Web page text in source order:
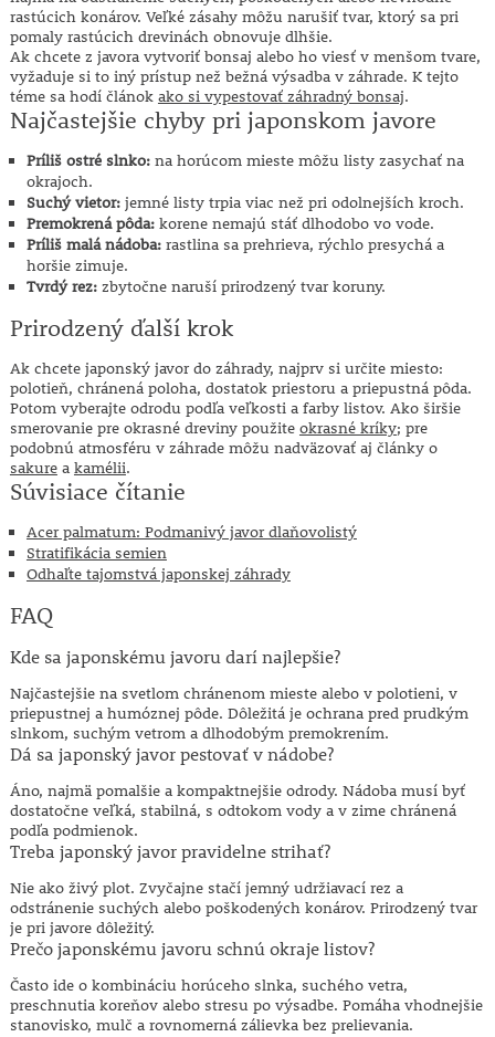
rastúcich konárov. Veľké zásahy môžu narušiť tvar, ktorý sa pri
pomaly rastúcich drevinách obnovuje dlhšie.
Ak chcete z javora vytvoriť bonsaj alebo ho viesť v menšom tvare,
vyžaduje si to iný prístup než bežná výsadba v záhrade. K tejto
téme sa hodí článok ako si vypestovať záhradný bonsaj.
Najčastejšie chyby pri japonskom javore
Príliš ostré slnko:na horúcom mieste môžu listy zasychať na
okrajoch.
Suchý vietor:jemné listy trpia viac než pri odolnejších kroch.
Premokrená pôda:korene nemajú stáť dlhodobo vo vode.
Príliš malá nádoba:rastlina sa prehrieva, rýchlo presychá a
horšie zimuje.
Tvrdý rez:zbytočne naruší prirodzený tvar koruny.
Prirodzený ďalší krok
Ak chcete japonský javor do záhrady, najprv si určite miesto:
polotieň, chránená poloha, dostatok priestoru a priepustná pôda.
Potom vyberajte odrodu podľa veľkosti a farby listov. Ako širšie
smerovanie pre okrasné dreviny použite okrasné kríky; pre
podobnú atmosféru v záhrade môžu nadväzovať aj články o
sakurea kamélii.
Súvisiace čítanie
Acer palmatum: Podmanivý javor dlaňovolistý
Stratifikácia semien
Odhaľte tajomstvá japonskej záhrady
FAQ
Kde sa japonskému javoru darí najlepšie?
Najčastejšie na svetlom chránenom mieste alebo v polotieni, v
priepustnej a humóznej pôde. Dôležitá je ochrana pred prudkým
slnkom, suchým vetrom a dlhodobým premokrením.
Dá sa japonský javor pestovať v nádobe?
Áno, najmä pomalšie a kompaktnejšie odrody. Nádoba musí byť
dostatočne veľká, stabilná, s odtokom vody a v zime chránená
podľa podmienok.
Treba japonský javor pravidelne strihať?
Nie ako živý plot. Zvyčajne stačí jemný udržiavací rez a
odstránenie suchých alebo poškodených konárov. Prirodzený tvar
je pri javore dôležitý.
Prečo japonskému javoru schnú okraje listov?
Často ide o kombináciu horúceho slnka, suchého vetra,
preschnutia koreňov alebo stresu po výsadbe. Pomáha vhodnejšie
stanovisko, mulč a rovnomerná zálievka bez prelievania.